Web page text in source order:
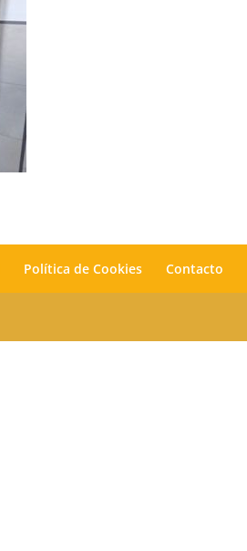
Política de Cookies Contacto